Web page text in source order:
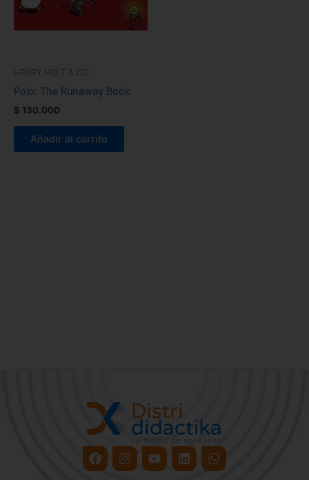
HENRY HOLT & CO
Polo: The Runaway Book
$ 130.000
Añadir al carrito
FacebookInstagram
YoutubeLinkedinWhatsapp